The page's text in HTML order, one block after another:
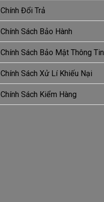
Chính Đổi Trả
Chính Sách Bảo Hành
Chính Sách Bảo Mật Thông Tin
Chính Sách Xử Lí Khiếu Nại
Chính Sách Kiểm Hàng